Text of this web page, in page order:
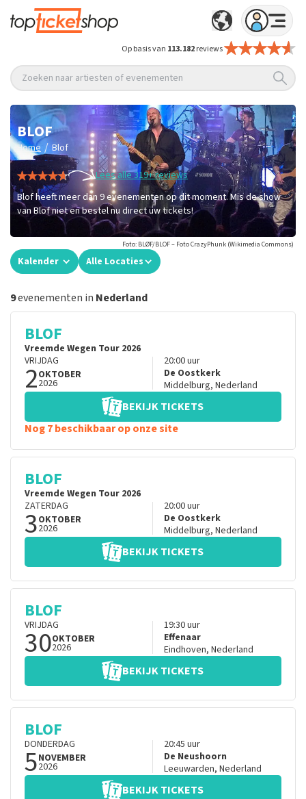
Op basis van 113.182reviews
Zoeken naar artiesten of evenementen
BLOF
Home / Blof
Lees alle 319+ reviews
Blof heeft meer dan 9 evenementen op dit moment. Mis de show
van Blof niet en bestel nu direct uw tickets!
Foto: BLØF/BLOF – Foto CrazyPhunk (Wikimedia Commons)
Kalender Alle Locaties
9evenementen in Nederland
BLOF
Vreemde Wegen Tour 2026
VRIJDAG
2OKTOBER
2026
20:00uur
De Oostkerk
Middelburg, Nederland
BEKIJK TICKETS
Nog 7 beschikbaar op onze site
BLOF
Vreemde Wegen Tour 2026
ZATERDAG
3OKTOBER
2026
20:00uur
De Oostkerk
Middelburg, Nederland
BEKIJK TICKETS
BLOF
VRIJDAG
30OKTOBER
2026
19:30uur
Effenaar
Eindhoven, Nederland
BEKIJK TICKETS
BLOF
DONDERDAG
5NOVEMBER
2026
20:45 uur
De Neushoorn
Leeuwarden, Nederland
BEKIJK TICKETS